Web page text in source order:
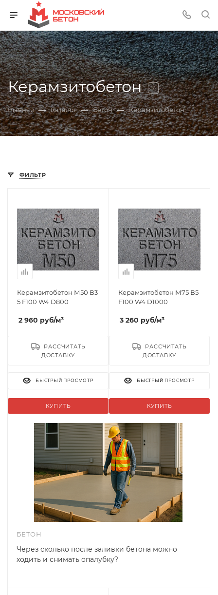
Керамзитобетон 7
Главная — Каталог — Бетон — Керамзитобетон
ФИЛЬТР
Керамзитобетон М50 В3
5 F100 W4 D800
2 960 руб/м³
КУПИТЬ
РАССЧИТАТЬ
ДОСТАВКУ
БЫСТРЫЙ ПРОСМОТР
Керамзитобетон М75 В5
F100 W4 D1000
3 260 руб/м³
КУПИТЬ
РАССЧИТАТЬ
ДОСТАВКУ
БЫСТРЫЙ ПРОСМОТР
БЕТОН
Через сколько после заливки бетона можно
ходить и снимать опалубку?